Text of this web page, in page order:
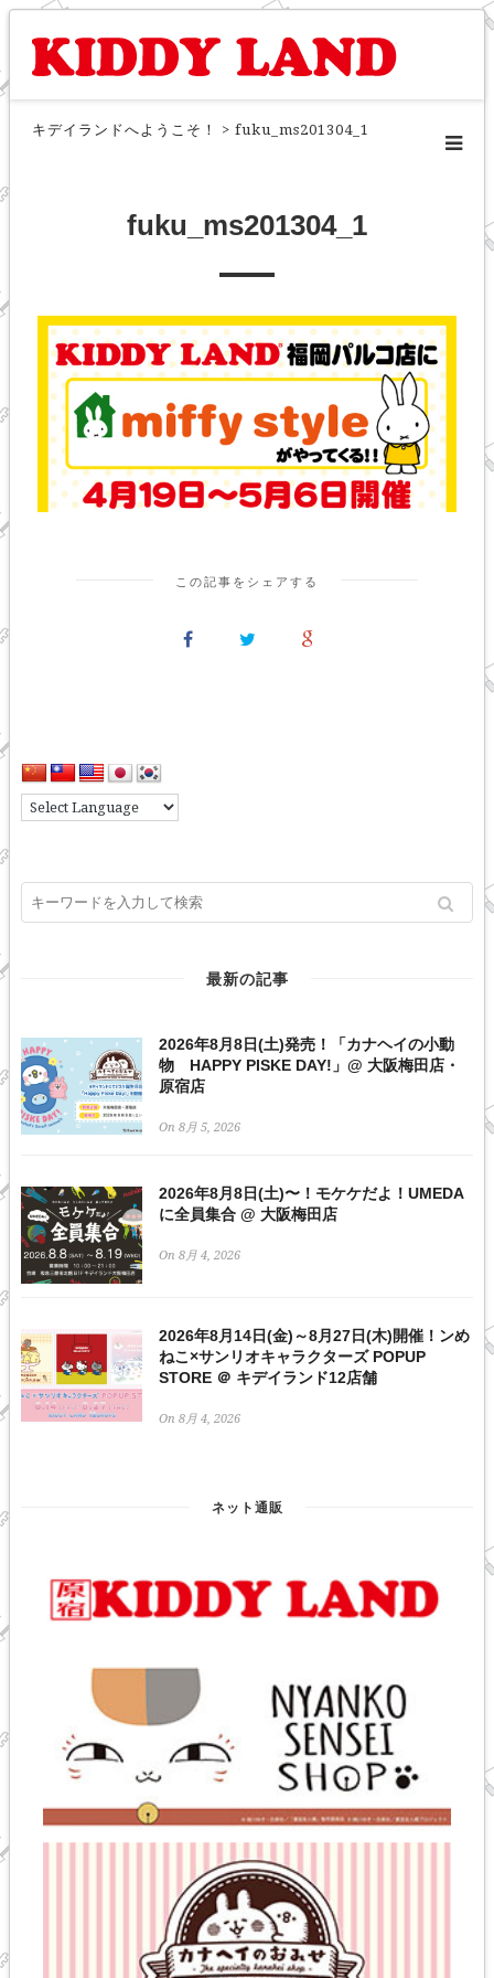
キデイランドへようこそ！ > fuku_ms201304_1
fuku_ms201304_1
この記事をシェアする
最新の記事
2026年8月8日(土)発売！「カナヘイの小動
物 HAPPY PISKE DAY!」@ 大阪梅田店・
原宿店
On 8月 5, 2026
2026年8月8日(土)〜！モケケだよ！UMEDA
に全員集合 @ 大阪梅田店
On 8月 4, 2026
2026年8月14日(金)～8月27日(木)開催！ンめ
ねこ×サンリオキャラクターズ POPUP
STORE ＠ キデイランド12店舗
On 8月 4, 2026
ネット通販